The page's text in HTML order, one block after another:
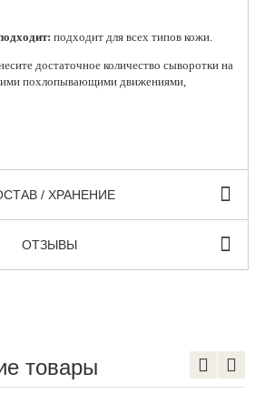
подходит для всех типов кожи.
достаточное количество сыворотки на
похлопывающими движениями,
/ ХРАНЕНИЕ
ОТЗЫВЫ
товары